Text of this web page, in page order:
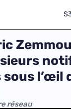
sous l’œil
réseau